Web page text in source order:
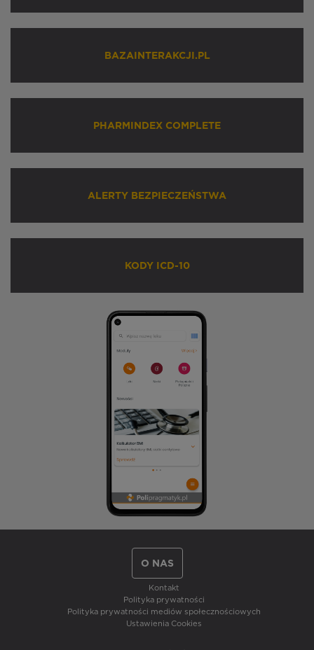
BAZAINTERAKCJI.PL
PHARMINDEX COMPLETE
ALERTY BEZPIECZEŃSTWA
KODY ICD-10
O NAS
Kontakt
Polityka prywatności
Polityka prywatności mediów społecznościowych
Ustawienia Cookies